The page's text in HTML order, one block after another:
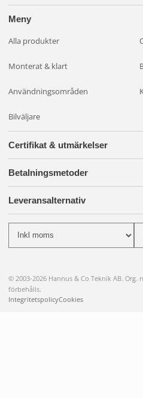
Meny
Alla produkter
Monterat & klart
Användningsområden
Bilväljare
Certifikat & utmärkelser
Betalningsmetoder
Leveransalternativ
© 2003-2026 Hannus & Co Teknik AB. Org.
förbehålls.
IntegritetspolicyCookies